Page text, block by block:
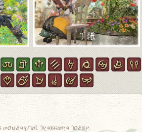
手紙
wonderful treasure today.